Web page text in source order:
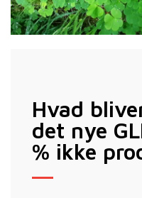
Hvad
det nye
% ikke